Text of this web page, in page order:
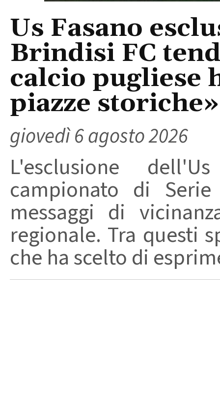
Us Fasano
Brindisi FC
calcio pugliese
piazze storiche»
giovedì 6 agosto 2026
L'esclusione
campionato di
messaggi di
regionale. Tra questi
che ha scelto di